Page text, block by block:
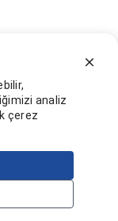
Hesap
analiz
çerez